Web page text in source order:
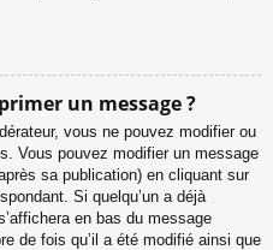
un message ?
vous ne pouvez modifier ou
Vous pouvez modifier un message
sa publication) en cliquant sur
Si quelqu’un a déjà
en bas du message
de fois qu’il a été modifié ainsi que